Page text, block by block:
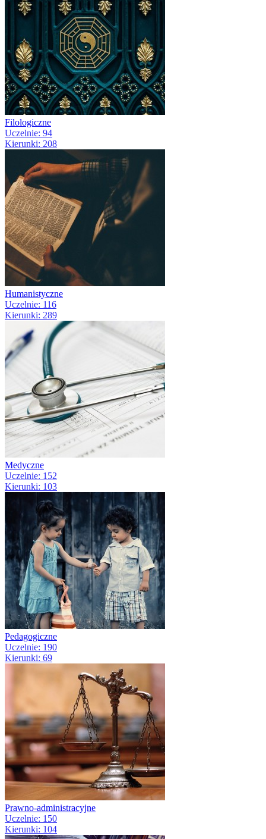
Filologiczne
Uczelnie: 94
Kierunki: 208
Humanistyczne
Uczelnie: 116
Kierunki: 289
Medyczne
Uczelnie: 152
Kierunki: 103
Pedagogiczne
Uczelnie: 190
Kierunki: 69
Prawno-administracyjne
Uczelnie: 150
Kierunki: 104